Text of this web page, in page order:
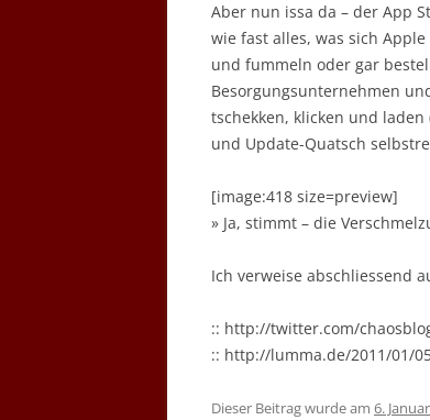
Aber nun issa da – der App
wie fast alles, was sich
und fummeln oder gar
Besorgungsunternehmen
tschekken, klicken und
und Update-Quatsch
[image:418 size=preview]
» Ja, stimmt – die
Ich verweise abschliessend
:: http://twitter.com/
:: http://lumma.de/2011/01/
Dieser Beitrag wurde am 6.